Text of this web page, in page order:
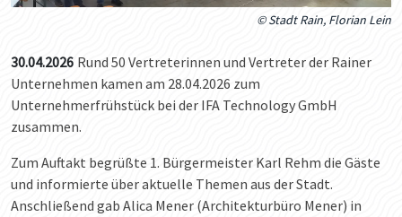
© Stadt Rain, Florian Lein
30.04.2026 Rund 50 Vertreterinnen und Vertreter der Rainer
Unternehmen kamen am 28.04.2026 zum
Unternehmerfrühstück bei der IFA Technology GmbH
zusammen.
Zum Auftakt begrüßte 1. Bürgermeister Karl Rehm die Gäste
und informierte über aktuelle Themen aus der Stadt.
Anschließend gab Alica Mener (Architekturbüro Mener) in